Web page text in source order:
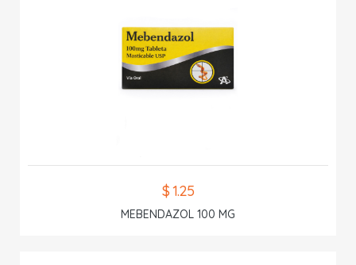
$ 1.25
MEBENDAZOL 100 MG